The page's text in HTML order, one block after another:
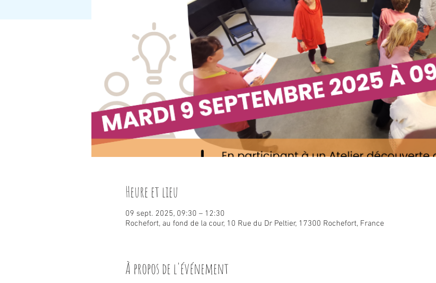
Heure et lieu
09 sept. 2025, 09:30 – 12:30
Rochefort, au fond de la cour, 10 Rue du Dr Peltier, 17300 Rochefort, France
À propos de l'événement